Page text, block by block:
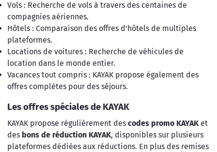
Vols : Recherche de vols à travers des centaines de
compagnies aériennes.
Hôtels : Comparaison des offres d'hôtels de multiples
plateformes.
Locations de voitures : Recherche de véhicules de
location dans le monde entier.
Vacances tout compris : KAYAK propose également des
offres complètes pour des séjours.
Les offres spéciales de KAYAK
KAYAK propose régulièrement des codes promo KAYAK et
des bons de réduction KAYAK, disponibles sur plusieurs
plateformes dédiées aux réductions. En plus des remises